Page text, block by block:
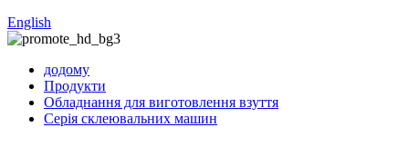
English
додому
Продукти
Обладнання для виготовлення взуття
Серія склеювальних машин